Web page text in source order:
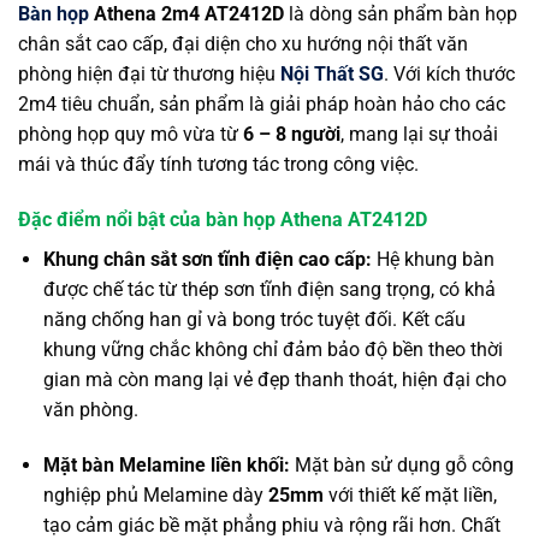
Bàn họp Athena 2m4 AT2412D là dòng sản phẩm bàn họp
chân sắt cao cấp, đại diện cho xu hướng nội thất văn
phòng hiện đại từ thương hiệu Nội Thất SG. Với kích thước
2m4 tiêu chuẩn, sản phẩm là giải pháp hoàn hảo cho các
phòng họp quy mô vừa từ 6 – 8 người, mang lại sự thoải
mái và thúc đẩy tính tương tác trong công việc.
Đặc điểm nổi bật của bàn họp Athena AT2412D
Khung chân sắt sơn tĩnh điện cao cấp: Hệ khung bàn
được chế tác từ thép sơn tĩnh điện sang trọng, có khả
năng chống han gỉ và bong tróc tuyệt đối. Kết cấu
khung vững chắc không chỉ đảm bảo độ bền theo thời
gian mà còn mang lại vẻ đẹp thanh thoát, hiện đại cho
văn phòng.
Mặt bàn Melamine liền khối: Mặt bàn sử dụng gỗ công
nghiệp phủ Melamine dày 25mm với thiết kế mặt liền,
tạo cảm giác bề mặt phẳng phiu và rộng rãi hơn. Chất